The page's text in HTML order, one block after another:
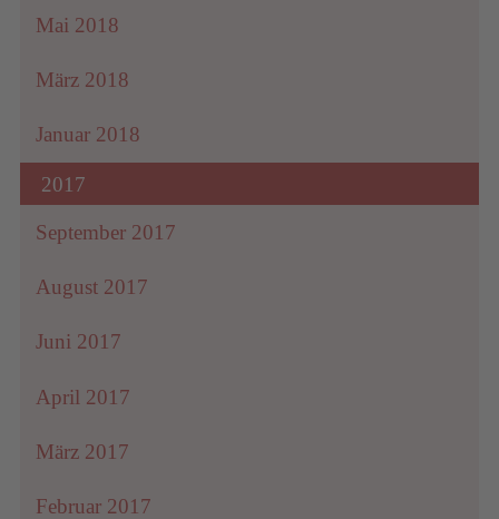
Mai 2018
März 2018
Januar 2018
2017
September 2017
August 2017
Juni 2017
April 2017
März 2017
Februar 2017